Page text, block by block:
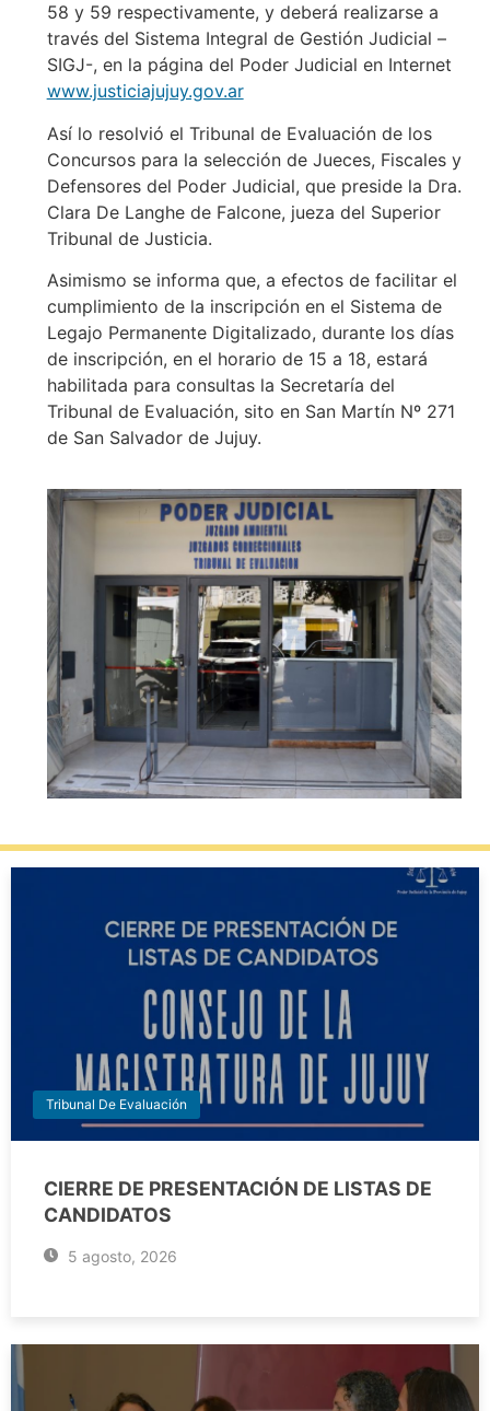
58 y 59 respectivamente, y deberá realizarse a
través del Sistema Integral de Gestión Judicial –
SIGJ-, en la página del Poder Judicial en Internet
www.justiciajujuy.gov.ar
Así lo resolvió el Tribunal de Evaluación de los
Concursos para la selección de Jueces, Fiscales y
Defensores del Poder Judicial, que preside la Dra.
Clara De Langhe de Falcone, jueza del Superior
Tribunal de Justicia.
Asimismo se informa que, a efectos de facilitar el
cumplimiento de la inscripción en el Sistema de
Legajo Permanente Digitalizado, durante los días
de inscripción, en el horario de 15 a 18, estará
habilitada para consultas la Secretaría del
Tribunal de Evaluación, sito en San Martín Nº 271
de San Salvador de Jujuy.
Tribunal De Evaluación
CIERRE DE PRESENTACIÓN DE LISTAS DE
CANDIDATOS
5 agosto, 2026